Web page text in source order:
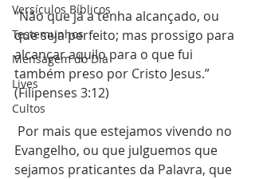
Versículos Bíblicos
Testemunhos
Mensagem do Dia
Lives
Cultos
“Não que já a tenha alcançado, ou
que seja perfeito; mas prossigo para
alcançar aquilo para o que fui
também preso por Cristo Jesus.”
(Filipenses 3:12)
Por mais que estejamos vivendo no
Evangelho, ou que julguemos que
sejamos praticantes da Palavra, que